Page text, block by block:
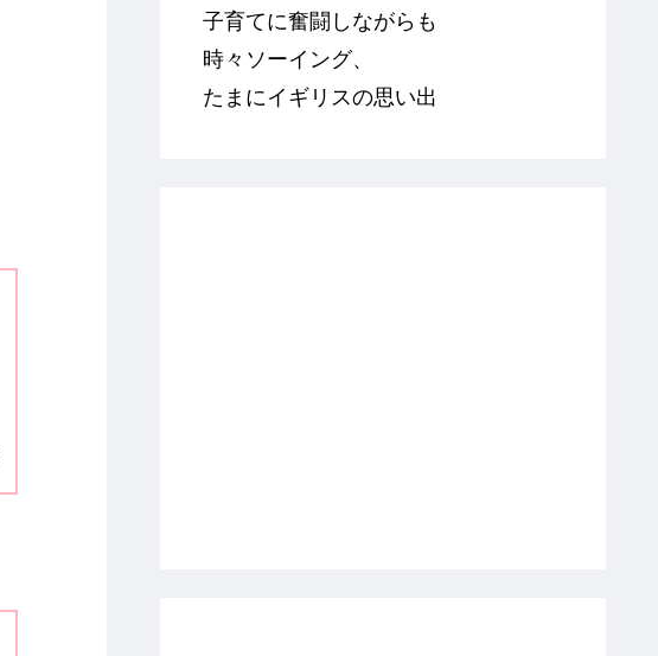
子育てに奮闘しながらも
時々ソーイング、
たまにイギリスの思い出